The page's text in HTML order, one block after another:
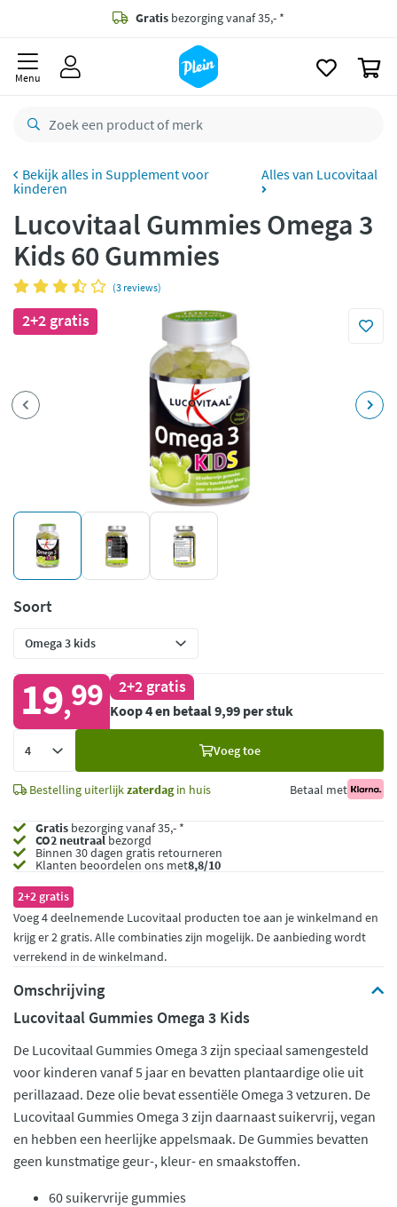
Gratis bezorging vanaf 35,- *
Bestelling uiterlijkzaterdag
retourneren
CO2 neutraal bezorgd
Menu
Supplement voor
kinderen
Alles van Lucovitaal
Lucovitaal Gummies Omega 3
Kids 60 Gummies
(3 reviews)
2+2 gratis
Soort
19,99 2+2 gratis
Koop 4 en betaal 9,99 per stuk
Voeg toe
Bestelling uiterlijkzaterdagin huis Betaal met
Gratis bezorging vanaf 35,- *
CO2 neutraalbezorgd
Binnen 30 dagen gratis retourneren
Klanten beoordelen ons met8,8/10
2+2 gratis
Voeg 4 deelnemende Lucovitaal producten toe aan je winkelmand en
krijg er 2 gratis. Alle combinaties zijn mogelijk. De aanbieding wordt
verrekend in de winkelmand.
Omschrijving
Lucovitaal Gummies Omega 3 Kids
De Lucovitaal Gummies Omega 3 zijn speciaal samengesteld
voor kinderen vanaf 5 jaar en bevatten plantaardige olie uit
perillazaad. Deze olie bevat essentiële Omega 3 vetzuren. De
Lucovitaal Gummies Omega 3 zijn daarnaast suikervrij, vegan
en hebben een heerlijke appelsmaak. De Gummies bevatten
geen kunstmatige geur-, kleur- en smaakstoffen.
60 suikervrije gummies